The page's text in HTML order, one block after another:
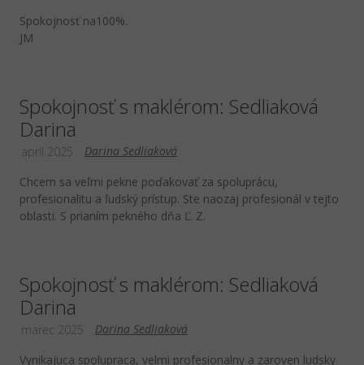
Spokojnosť na100%.
JM
Spokojnosť s maklérom: Sedliaková
Darina
Darina Sedliaková
apríl 2025
Chcem sa veľmi pekne poďakovať za spoluprácu,
profesionalitu a ľudský prístup. Ste naozaj profesionál v tejto
oblasti. S prianím pekného dňa Ľ. Z.
Spokojnosť s maklérom: Sedliaková
Darina
Darina Sedliaková
marec 2025
Vynikajuca spolupraca, velmi profesionalny a zaroven ludsky